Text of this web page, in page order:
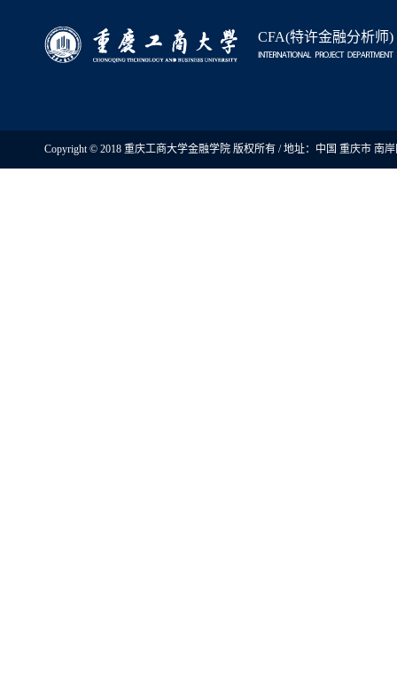
CFA(特许金融分析师)
Copyright © 2018 重庆工商大学金融学院 版权所有 / 地址：中国 重庆市 南